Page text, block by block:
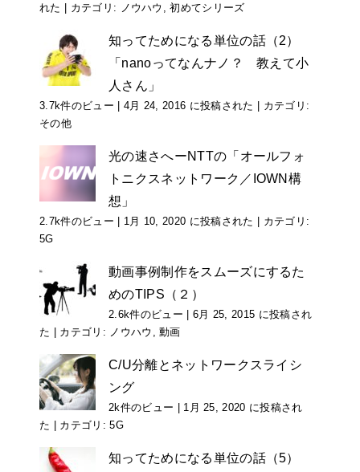
れた | カテゴリ: ノウハウ ,初めてシリーズ
知ってためになる単位の話（2）
「nanoってなんナノ？ 教えて小
人さん」
3.7k件のビュー | 4月 24, 2016 に投稿された | カテゴリ:
その他
光の速さへーNTTの「オールフォ
トニクスネットワーク／IOWN構
想」
2.7k件のビュー | 1月 10, 2020 に投稿された | カテゴリ:
5G
動画事例制作をスムーズにするた
めのTIPS（２）
2.6k件のビュー | 6月 25, 2015 に投稿され
た | カテゴリ: ノウハウ ,動画
C/U分離とネットワークスライシ
ング
2k件のビュー | 1月 25, 2020 に投稿され
た | カテゴリ:5G
知ってためになる単位の話（5）